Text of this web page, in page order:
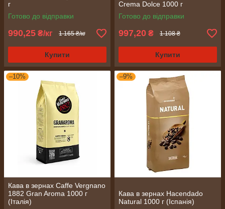
г
Готово до відправки
990,25 ₴/кг 1 165 ₴/кг
Купити
Crema Dolce 1000 г
Готово до відправки
997,20 ₴ 1 108 ₴
Купити
–10%
Кава в зернах Caffe Vergnano
1882 Gran Aroma 1000 г
(Італія)
–9%
Кава в зернах Hacendado
Natural 1000 г (Іспанія)